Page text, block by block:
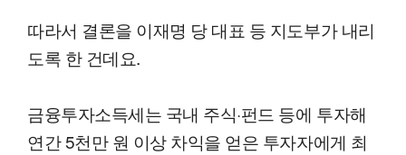
따라서 결론을 이재명 당 대표 등 지도부가 내리
도록 한 건데요.
금융투자소득세는 국내 주식·펀드 등에 투자해
연간 5천만 원 이상 차익을 얻은 투자자에게 최